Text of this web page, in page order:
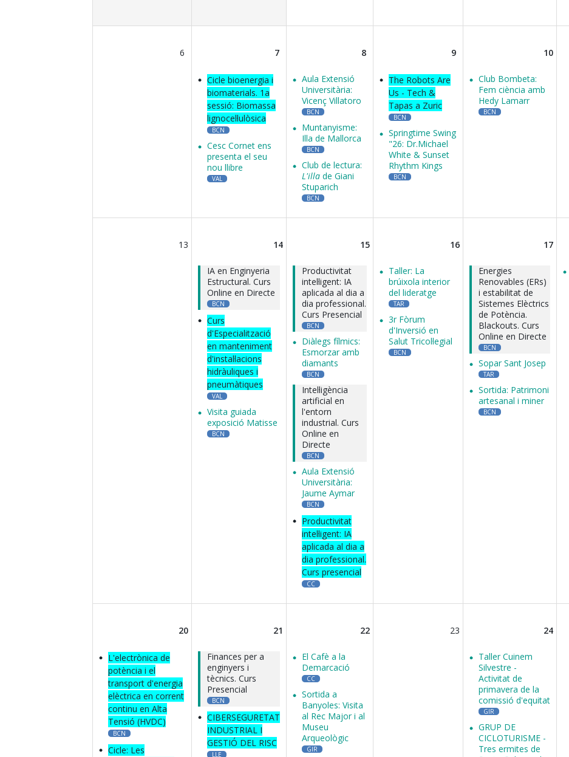
6 7
Cicle bioenergia i
biomaterials. 1a
sessió: Biomassa
lignocel·lulòsica
BCN
Cesc Cornet ens
presenta el seu
nou llibre
VAL
8
Aula Extensió
Universitària:
Vicenç Villatoro
BCN
Muntanyisme:
Illa de Mallorca
BCN
Club de lectura:
L'illa de Giani
Stuparich
BCN
9
The Robots Are
Us - Tech &
Tapas a Zuric
BCN
Springtime Swing
"26: Dr.Michael
White & Sunset
Rhythm Kings
BCN
10
Club Bombeta:
Fem ciència amb
Hedy Lamarr
BCN
13 14
IA en Enginyeria
Estructural. Curs
Online en Directe
BCN
Curs
d'Especialització
en manteniment
d'instal·lacions
hidràuliques i
pneumàtiques
VAL
Visita guiada
exposició Matisse
BCN
15
Productivitat
intel·ligent: IA
aplicada al dia a
dia professional.
Curs Presencial
BCN
Diàlegs fílmics:
Esmorzar amb
diamants
BCN
Intel·ligència
artificial en
l'entorn
industrial. Curs
Online en
Directe
BCN
Aula Extensió
Universitària:
Jaume Aymar
BCN
Productivitat
intel·ligent: IA
aplicada al dia a
dia professional.
Curs presencial
CC
16
Taller: La
brúixola interior
del lideratge
TAR
3r Fòrum
d'Inversió en
Salut Tricol·legial
BCN
17
Energies
Renovables (ERs)
i estabilitat de
Sistemes Elèctrics
de Potència.
Blackouts. Curs
Online en Directe
BCN
Sopar Sant Josep
TAR
Sortida: Patrimoni
artesanal i miner
BCN
20
L'electrònica de
potència i el
transport d'energia
elèctrica en corrent
continu en Alta
Tensió (HVDC)
BCN
Cicle: Les
21
Finances per a
enginyers i
tècnics. Curs
Presencial
BCN
CIBERSEGURETAT
INDUSTRIAL I
GESTIÓ DEL RISC
LLE
22
El Cafè a la
Demarcació
CC
Sortida a
Banyoles: Visita
al Rec Major i al
Museu
Arqueològic
GIR
23 24
Taller Cuinem
Silvestre -
Activitat de
primavera de la
comissió d'equitat
GIR
GRUP DE
CICLOTURISME -
Tres ermites de